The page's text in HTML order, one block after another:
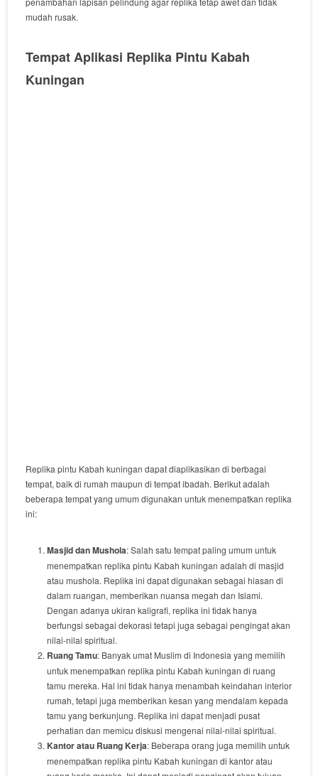
mudah rusak.
Tempat Aplikasi Replika Pintu Kabah
Kuningan
Replika pintu Kabah kuningan dapat diaplikasikan di berbagai
tempat, baik di rumah maupun di tempat ibadah. Berikut adalah
beberapa tempat yang umum digunakan untuk menempatkan replika
ini:
Masjid dan Mushola: Salah satu tempat paling umum untuk
menempatkan replika pintu Kabah kuningan adalah di masjid
atau mushola. Replika ini dapat digunakan sebagai hiasan di
dalam ruangan, memberikan nuansa megah dan Islami.
Dengan adanya ukiran kaligrafi, replika ini tidak hanya
berfungsi sebagai dekorasi tetapi juga sebagai pengingat akan
nilai-nilai spiritual.
Ruang Tamu: Banyak umat Muslim di Indonesia yang memilih
untuk menempatkan replika pintu Kabah kuningan di ruang
tamu mereka. Hal ini tidak hanya menambah keindahan interior
rumah, tetapi juga memberikan kesan yang mendalam kepada
tamu yang berkunjung. Replika ini dapat menjadi pusat
perhatian dan memicu diskusi mengenai nilai-nilai spiritual.
Kantor atau Ruang Kerja: Beberapa orang juga memilih untuk
menempatkan replika pintu Kabah kuningan di kantor atau